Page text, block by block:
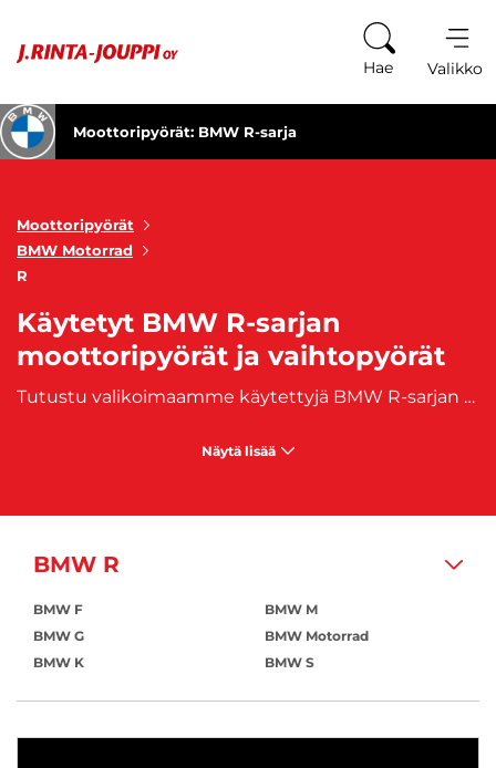
Hae Valikko
Moottoripyörät: BMW R-sarja
Moottoripyörät
BMW Motorrad
R
Käytetyt BMW R-sarjan
moottoripyörät ja vaihtopyörät
Tutustu valikoimaamme käytettyjä BMW R-sarjan moottoripyöriä, jotka tarjoavat voimaa, tyyliä ja unohtumattoman ajoelämyksen. Jokainen moottoripyörä on tarkkaan tarkastettu ja valittu tarjoamaan tinkimätöntä suorituskykyä, tehokasta voimaa ja hienostunutta muotoilua – BMW R-sarjan moottoripyörät vievät ajoelämyksesi uudelle tasolle. BMW R-sarjan moottoripyörät edustavat huippuluokkaa moottoripyöräilijöille, jotka arvostavat voimaa, tyyliä ja teknistä huippuosaamista. Tässä moottoripyöräsarjassa yhdistyvät tehokkaat moottorit, tinkimätön suorituskyky ja hienostunut muotoilu. Olipa kyseessä sitten pitkä matka maanteillä tai seikkailu kaupungin sykkeessä, BMW R-sarjan moottoripyörät tarjoavat vertaansa vailla olevaa ajoelämystä. Hanki käytetty BMW R-sarjan moottoripyörä meiltä ja astu moottoripyöräilyn maailmaan voimakkaasti ja tyylillä. Tutustu valikoimaamme nyt ja löydä se täydellinen moottoripyörä, joka täyttää tarpeesi ja nostaa ajonautintosi uudelle tasolle. Osta käytetty BMW K-sarjan moottoripyörä meiltä ja astu moottoripyöräilyn maailmaan tyylikkäästi ja tehokkaasti. Tutustu valikoimaamme nyt ja löydä juuri se moottoripyörä, joka vastaa tarpeitasi ja innostaa jokaista ajomatkasi hetkeä.
Näytä lisää
BMW R
BMW F
BMW G
BMW K
BMW M
BMW Motorrad
BMW S